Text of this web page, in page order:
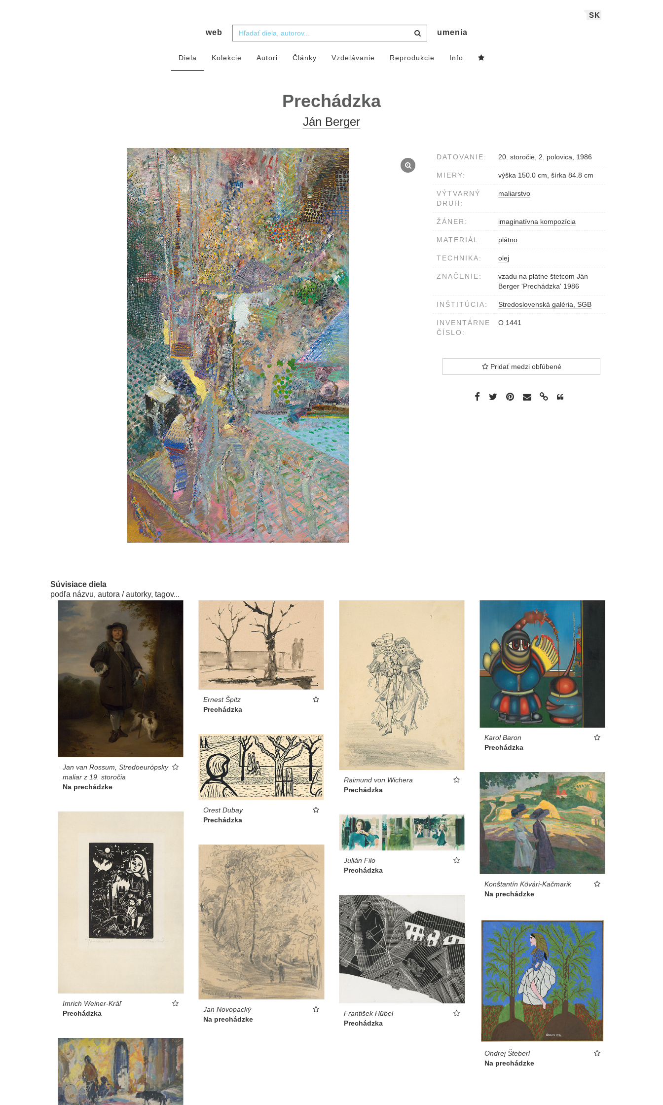
SK
web umenia
Diela Kolekcie Autori Články Vzdelávanie Reprodukcie Info
Prechádzka
Ján Berger
DATOVANIE: 20. storočie, 2. polovica, 1986
MIERY: výška 150.0 cm, šírka 84.8 cm
VÝTVARNÝ
DRUH:
maliarstvo
ŽÁNER: imaginatívna kompozícia
MATERIÁL: plátno
TECHNIKA: olej
ZNAČENIE:
vzadu na plátne štetcom Ján
Berger 'Prechádzka' 1986
INŠTITÚCIA: Stredoslovenská galéria, SGB
INVENTÁRNE
ČÍSLO:
O 1441
Pridať medzi obľúbené
Súvisiace diela
podľa názvu, autora / autorky, tagov...
Jan van Rossum, Stredoeurópsky
maliar z 19. storočia
Na prechádzke
Ernest Špitz
Prechádzka
Raimund von Wichera
Prechádzka
Karol Baron
Prechádzka
Orest Dubay
Prechádzka
Konštantín Kövári-Kačmarik
Na prechádzke
Imrich Weiner-Kráľ
Prechádzka
Julián Filo
Prechádzka
Jan Novopacký
Na prechádzke
František Hübel
Prechádzka
Ondrej Šteberl
Na prechádzke